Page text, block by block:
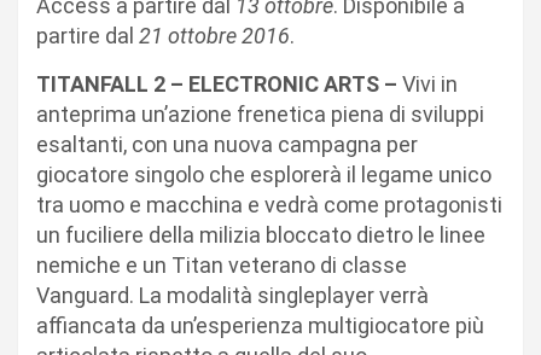
Access a partire dal 13 ottobre. Disponibile a
partire dal 21 ottobre 2016.
TITANFALL 2 – ELECTRONIC ARTS – Vivi in
anteprima un’azione frenetica piena di sviluppi
esaltanti, con una nuova campagna per
giocatore singolo che esplorerà il legame unico
tra uomo e macchina e vedrà come protagonisti
un fuciliere della milizia bloccato dietro le linee
nemiche e un Titan veterano di classe
Vanguard. La modalità singleplayer verrà
affiancata da un’esperienza multigiocatore più